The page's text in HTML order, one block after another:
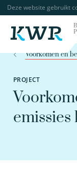
Deze website gebruikt
Voorkomen en
PROJECT
emissies